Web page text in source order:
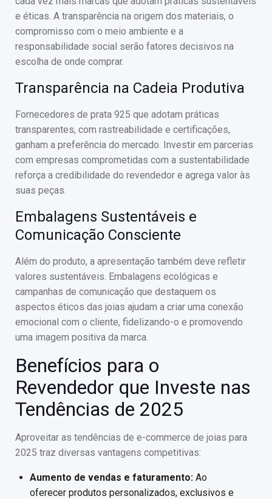
e éticas. A transparência na origem dos materiais, o
compromisso com o meio ambiente e a
responsabilidade social serão fatores decisivos na
escolha de onde comprar.
Transparência na Cadeia Produtiva
Fornecedores de prata 925 que adotam práticas
transparentes, com rastreabilidade e certificações,
ganham a preferência do mercado. Investir em parcerias
com empresas comprometidas com a sustentabilidade
reforça a credibilidade do revendedor e agrega valor às
suas peças.
Embalagens Sustentáveis e
Comunicação Consciente
Além do produto, a apresentação também deve refletir
valores sustentáveis. Embalagens ecológicas e
campanhas de comunicação que destaquem os
aspectos éticos das joias ajudam a criar uma conexão
emocional com o cliente, fidelizando-o e promovendo
uma imagem positiva da marca.
Benefícios para o
Revendedor que Investe nas
Tendências de 2025
Aproveitar as tendências de e-commerce de joias para
2025 traz diversas vantagens competitivas:
Aumento de vendas e faturamento: Ao
oferecer produtos personalizados, exclusivos e